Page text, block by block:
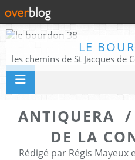
LE
ANTIQUERA
DE LA
Rédigé par Régis